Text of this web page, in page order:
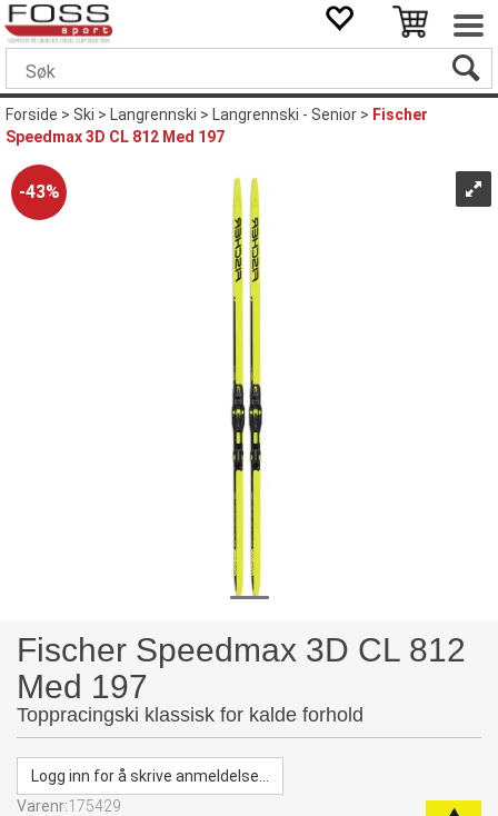
Forside>Ski>Langrennski>Langrennski - Senior> Fischer
Speedmax 3D CL 812 Med 197
43%
Fischer Speedmax 3D CL 812
Med 197
Toppracingski klassisk for kalde forhold
Logg inn for å skrive anmeldelse...
Varenr:175429